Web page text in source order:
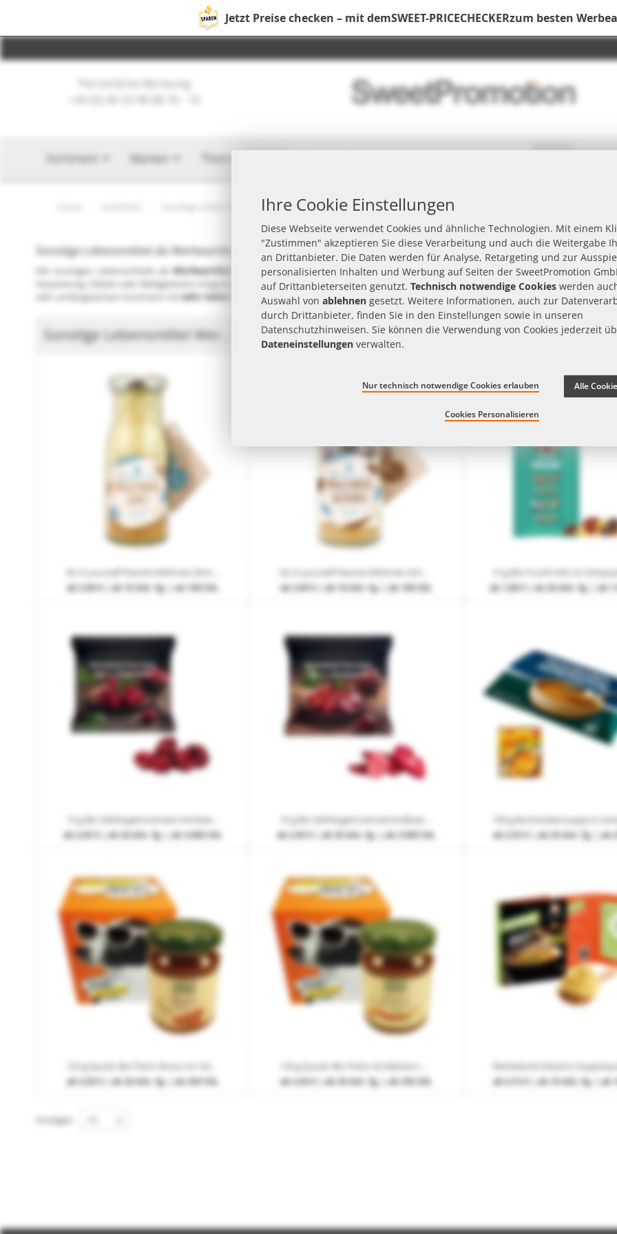
Jetzt Preise checken – mit demSWEET-PRICECHECKERzum besten
Ihre Cookie Einstellungen
Diese Webseite verwendet Cookies und ähnliche Technologien. Mit einem
"Zustimmen" akzeptieren Sie diese Verarbeitung und auch die Weitergabe
an Drittanbieter. Die Daten werden für Analyse, Retargeting und zur
personalisierten Inhalten und Werbung auf Seiten der SweetPromotion
auf Drittanbieterseiten genutzt. Technisch notwendige Cookies werden
Auswahl von ablehnen gesetzt. Weitere Informationen, auch zur
durch Drittanbieter, finden Sie in den Einstellungen sowie in unseren
Datenschutzhinweisen. Sie können die Verwendung von Cookies jederzeit
Dateneinstellungen verwalten.
Alle
Nur technisch notwendige Cookies erlauben
Cookies Personalisieren
Persönliche Beratung
Sortiment Marken Themen
Sonstige Lebensmittel als Werbeartikel - individuell & schnell mit Werbedruck
Mit sonstigen Lebensmitteln als Werbeartikel
sprechen Sie Ihre Zielgruppe sympathisch an und bleiben im Gedächtnis. Als
Verpackung, Etikett oder Beilegerkarte integrieren Sie IhrBrandingpassend zur Aktion. Bedarf wählen Sie Ihren favorisierten Werbeartikel
sehr umfangreichem Sortiment mit sehr vielen Marken- jetzt Angebot anfordern.
Füllart Marke Verpackung Werbeanbringung
ab 3,99 € | ab 10 Arb.-Tg. | ab 100 Stk. ab 3,99 € | ab 10 Arb.-Tg. | ab 100 Stk. ab 1,08 € | ab 20 Arb.-Tg. | ab
ab 2,95 € | ab 20 Arb.-Tg. | ab 3.000 Stk. ab 2,95 € | ab 20 Arb.-Tg. | ab 3.000 Stk. ab 2,55 € | ab 20 Arb.-Tg. | ab
ab 4,50 € | ab 20 Arb.-Tg. | ab 250 Stk. ab 4,50 € | ab 20 Arb.-Tg. | ab 250 Stk. ab | ab 10 Arb.-Tg. | ab
Anzeigen